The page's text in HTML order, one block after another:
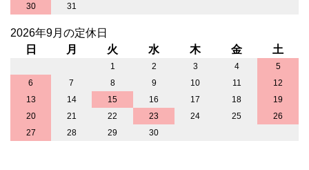
30
31
2026年9月の定休日
日
月 火 水 木 金 土
1 2 3 4
5
6
7 8 9 10 11
12
13
14 15 16 17 18
19
20
21 22 23 24 25
26
27
28 29 30